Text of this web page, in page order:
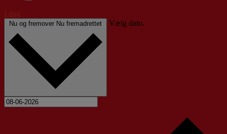
Nu og fremover Nu fremadrettet Vælg dato.